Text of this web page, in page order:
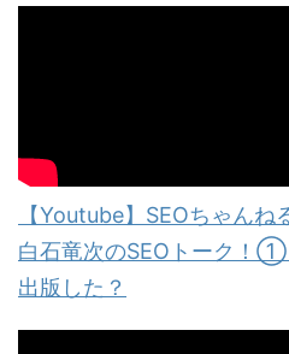
【Youtube】SEOちゃんね
白石竜次のSEOトーク！①
出版した？